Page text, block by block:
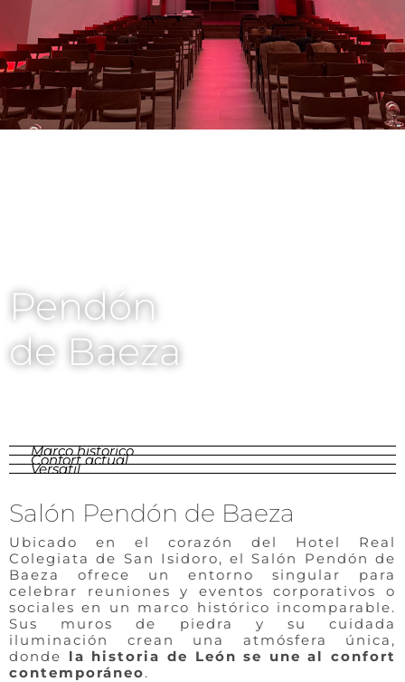
Pendón
de Baeza
Marco historico
Confort actual
Versatil
Salón Pendón de Baeza
Ubicado en el corazón del Hotel Real
Colegiata de San Isidoro, el Salón Pendón de
Baeza ofrece un entorno singular para
celebrar reuniones y eventos corporativos o
sociales en un marco histórico incomparable.
Sus muros de piedra y su cuidada
iluminación crean una atmósfera única,
donde la historia de León se une al confort
contemporáneo.